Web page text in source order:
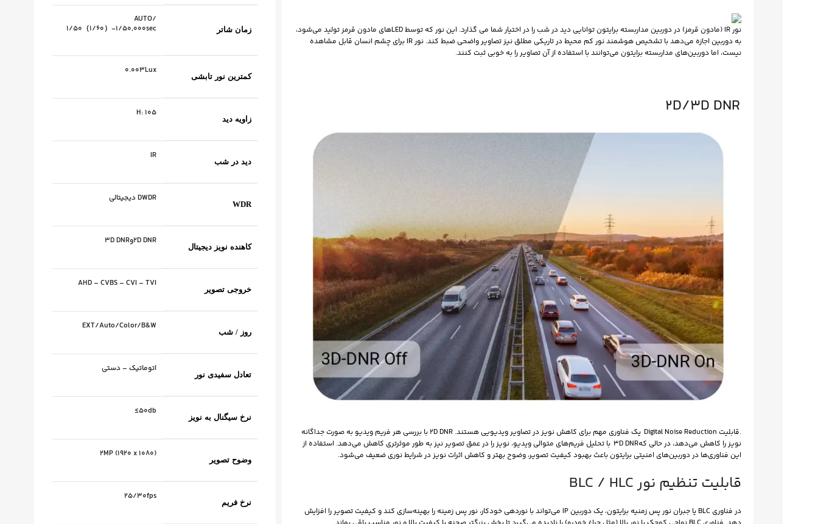
نور IR (مادون قرمز) در دوربین مداربسته برایتون توانایی دید در شب را در اختیار شما می گذارد. این نور که توسط LEDهای مادون قرمز تولید می‌شود،
به دوربین اجازه می‌دهد با تشخیص هوشمند نور کم محیط در تاریکی مطلق نیز تصاویر واضحی ضبط کند. نور IR برای چشم انسان قابل مشاهده
نیست، اما دوربین‌های مداربسته برایتون می‌توانند با استفاده از آن تصاویر را به خوبی ثبت کنند.
2D/3D DNR
.قابلیت Digital Noise Reduction یک فناوری مهم برای کاهش نویز در تصاویر ویدیویی هستند. 2D DNR با بررسی هر فریم ویدیو به صورت جداگانه
نویز را کاهش می‌دهد، در حالی که3D DNR با تحلیل فریم‌های متوالی ویدیو، نویز را در عمق تصویر نیز به طور موثرتری کاهش می‌دهد. استفاده از
این فناوری‌ها در دوربین‌های امنیتی برایتون باعث بهبود کیفیت تصویر، وضوح بهتر و کاهش اثرات نویز در شرایط نوری ضعیف می‌شود.
قابلیت تنظیم نور BLC / HLC
در فناوری BLC یا جبران نور پس زمنیه برایتون، یک دوربین IP می‌تواند با نوردهی خودکار، نور پس زمینه را بهینه‌سازی کند و کیفیت تصویر را افزایش
زمان شاتر
AUTO/
1/50（1/60）-1/50,000sec
کمترین نور تابشی
0.003Lux
زاویه دید
H: 105
دید در شب
IR
WDR
DWDR دیجیتالی
کاهنده نویز دیجیتال
2D DNRو۳D DNR
خروجی تصویر
AHD – CVBS – CVI – TVI
روز / شب
EXT/Auto/Color/B&W
تعادل سفیدی نور
اتوماتیک – دستی
نرخ سیگنال به نویز
50db≥
وضوح تصویر
2MP (1920 x 1080)
نرخ فریم
25/30fps